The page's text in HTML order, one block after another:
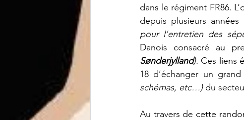
dans le régiment FR86.
depuis plusieurs années
pour l’entretien des
Danois consacré au
Sønderjylland). Ces liens
18 d’échanger un
schémas, etc…) du
Au travers de cette